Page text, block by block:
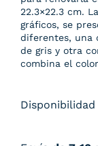
22.3×22.3 cm.
gráficos, se
diferentes, una
de gris y otra
combina el
Disponibilidad